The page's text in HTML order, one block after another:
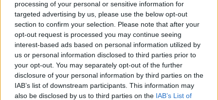
processing of your personal or sensitive information for
targeted advertising by us, please use the below opt-out
section to confirm your selection. Please note that after your
opt-out request is processed you may continue seeing
interest-based ads based on personal information utilized by
us or personal information disclosed to third parties prior to
your opt-out. You may separately opt-out of the further
disclosure of your personal information by third parties on the
IAB’s list of downstream participants. This information may
also be disclosed by us to third parties on the IAB’s List of